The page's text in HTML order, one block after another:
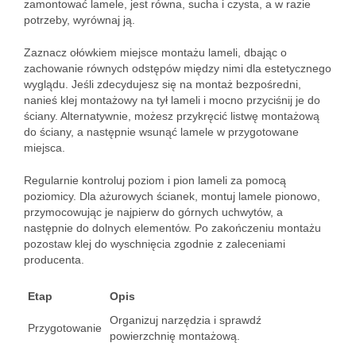
zamontować lamele, jest równa, sucha i czysta, a w razie
potrzeby, wyrównaj ją.
Zaznacz ołówkiem miejsce montażu lameli, dbając o
zachowanie równych odstępów między nimi dla estetycznego
wyglądu. Jeśli zdecydujesz się na montaż bezpośredni,
nanieś klej montażowy na tył lameli i mocno przyciśnij je do
ściany. Alternatywnie, możesz przykręcić listwę montażową
do ściany, a następnie wsunąć lamele w przygotowane
miejsca.
Regularnie kontroluj poziom i pion lameli za pomocą
poziomicy. Dla ażurowych ścianek, montuj lamele pionowo,
przymocowując je najpierw do górnych uchwytów, a
następnie do dolnych elementów. Po zakończeniu montażu
pozostaw klej do wyschnięcia zgodnie z zaleceniami
producenta.
Etap Opis
Przygotowanie
Organizuj narzędzia i sprawdź
powierzchnię montażową.